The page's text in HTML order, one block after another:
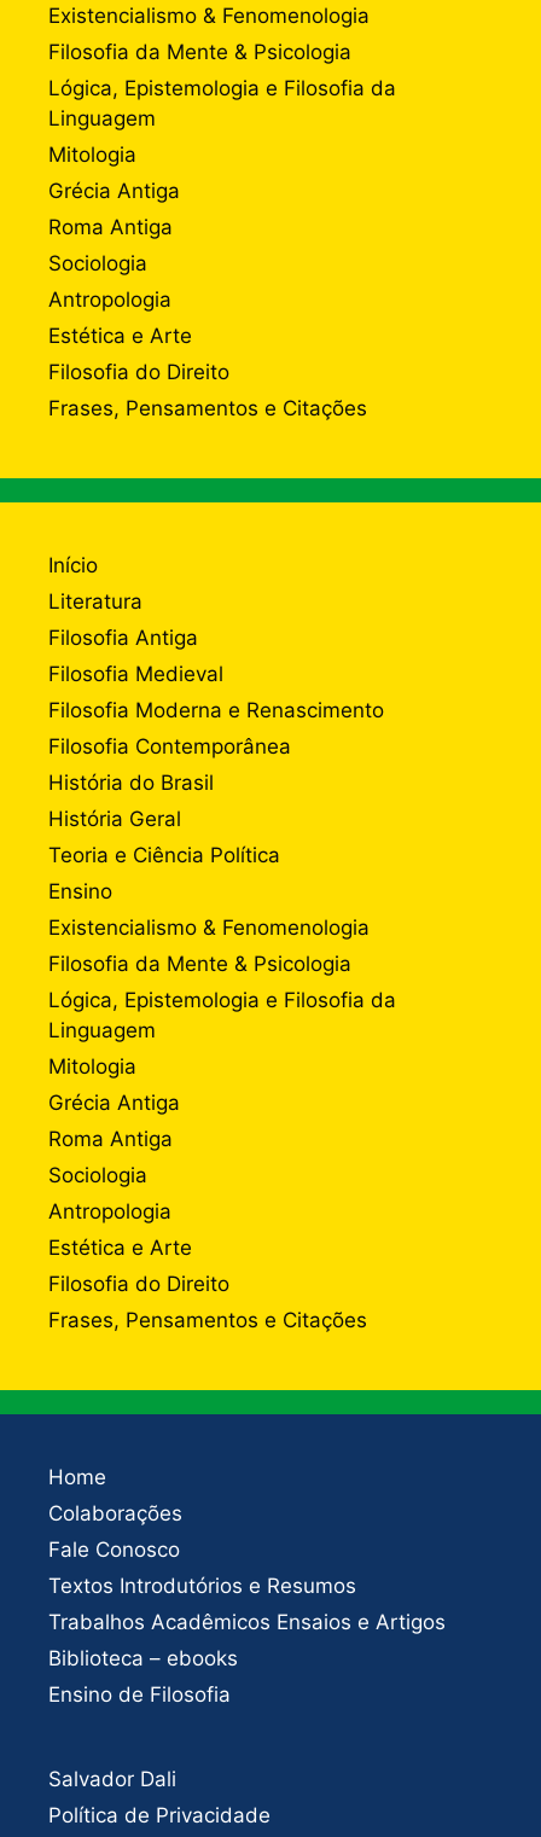
Existencialismo & Fenomenologia
Filosofia da Mente & Psicologia
Lógica, Epistemologia e Filosofia da
Linguagem
Mitologia
Grécia Antiga
Roma Antiga
Sociologia
Antropologia
Estética e Arte
Filosofia do Direito
Frases, Pensamentos e Citações
Início
Literatura
Filosofia Antiga
Filosofia Medieval
Filosofia Moderna e Renascimento
Filosofia Contemporânea
História do Brasil
História Geral
Teoria e Ciência Política
Ensino
Existencialismo & Fenomenologia
Filosofia da Mente & Psicologia
Lógica, Epistemologia e Filosofia da
Linguagem
Mitologia
Grécia Antiga
Roma Antiga
Sociologia
Antropologia
Estética e Arte
Filosofia do Direito
Frases, Pensamentos e Citações
Home
Colaborações
Fale Conosco
Textos Introdutórios e Resumos
Trabalhos Acadêmicos Ensaios e Artigos
Biblioteca – ebooks
Ensino de Filosofia
Salvador Dali
Política de Privacidade